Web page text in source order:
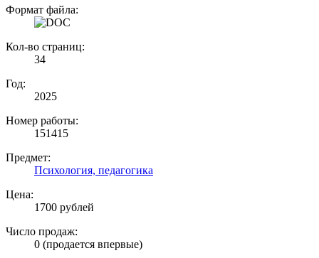
Формат файла:
Кол-во страниц:
34
Год:
2025
Номер работы:
151415
Предмет:
Психология, педагогика
Цена:
1700 рублей
Число продаж:
0 (продается впервые)